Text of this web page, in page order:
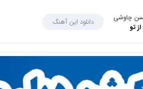
چاوشی
تو
دانلود این آهنگ